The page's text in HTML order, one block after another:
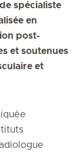
spécialiste
en
post-
et soutenues
et